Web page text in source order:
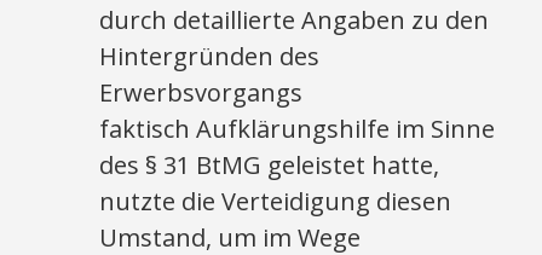
durch detaillierte Angaben zu den
Hintergründen des
Erwerbsvorgangs
faktisch Aufklärungshilfe im Sinne
des § 31 BtMG geleistet hatte,
nutzte die Verteidigung diesen
Umstand, um im Wege